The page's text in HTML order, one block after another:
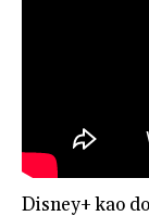
Disney+ kao